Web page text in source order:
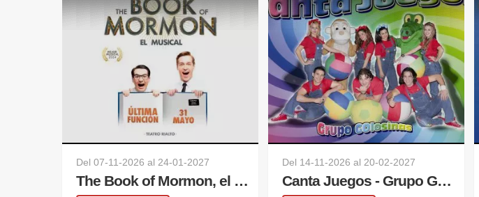
Del07-11-2026 al 24-01-2027
The Book of Mormon, el musical
Del 14-11-2026 al 20-02-2027
Canta Juegos - Grupo Golosina